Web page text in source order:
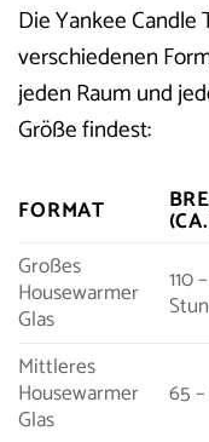
Die Yankee
verschiedenen
jeden Raum und
Größe findest:
FORMAT
Großes
Housewarmer
Glas
110
Mittleres
Housewarmer
Glas
65